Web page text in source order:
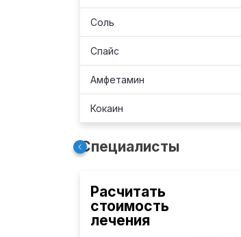
Соль
Спайс
Амфетамин
Кокаин
Специалисты
Расчитать
стоимость
лечения